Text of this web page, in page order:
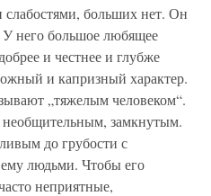
больших нет. Он
У него большое любящее
и честнее и глубже
и капризный характер.
„тяжелым человеком“.
замкнутым.
до грубости с
людьми. Чтобы его
неприятные,